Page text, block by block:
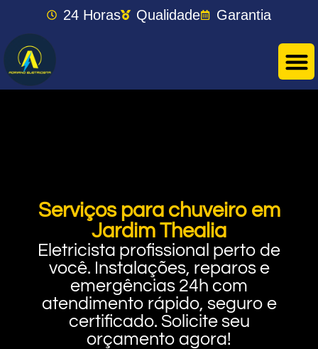
24 Horas Qualidade Garantia
Serviços para chuveiro em
Jardim Thealia
Eletricista profissional perto de
você. Instalações, reparos e
emergências 24h com
atendimento rápido, seguro e
certificado. Solicite seu
orçamento agora!